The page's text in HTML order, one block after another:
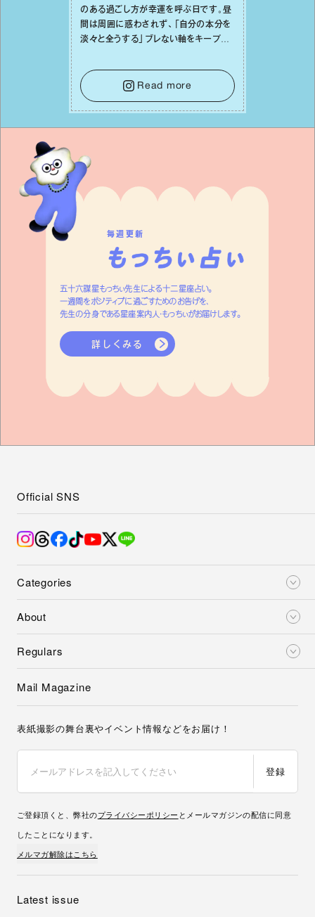
のある過ごし⽅が幸運を呼ぶ⽇です。昼
間は周囲に惑わされず、「⾃分の本分を
淡々と全うする」ブレない軸をキープし
⾔葉に流されないよう、⼼にしっかりブ
レーキをかけること。この意識の切り替
えが、あなたに確かな安⼼感をもたらす
はずです。
Read more
毎週更新
五十六謀星もっちぃ先生による十二星座占い。
一週間をポジティブに過ごすためのお告げを、
先生の分身である星座案内人・もっちぃがお届けします。
詳しくみる
Categories
About
Regulars
Official SNS
Mail Magazine
表紙撮影の舞台裏やイベント情報などをお届け！
登録
ご登録頂くと、弊社のプライバシーポリシー とメールマガジンの配信に同意
したことになります。
メルマガ解除はこちら
Latest issue